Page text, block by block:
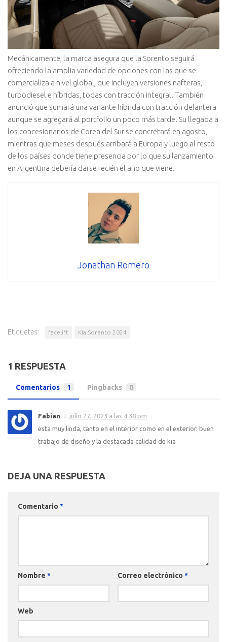
Mecánicamente, la marca asegura que la Sorento seguirá
ofreciendo la amplia variedad de opciones con las que se
comercializa a nivel global, que incluyen versiones nafteras,
turbodiesel e híbridas, todas con tracción integral. También
anunció que sumará una variante híbrida con tracción delantera
aunque se agregará al portfolio un poco más tarde. Su llegada a
los concesionarios de Corea del Sur se concretará en agosto,
mientras que meses después arribará a Europa y luego al resto
de los países donde tiene presencia por lo que su lanzamiento
en Argentina debería darse recién el año que viene.
Jonathan Romero
Etiquetas: facelift Kia Sorento 2024
1 RESPUESTA
Comentarios 1 Pingbacks 0
Fabian
julio 27, 2023 a las 4:38 pm
esta muy linda, tanto en el interior como en el exterior. buen
trabajo de diseño y la destacada calidad de kia
DEJA UNA RESPUESTA
Comentario *
Nombre * Correo electrónico *
Web